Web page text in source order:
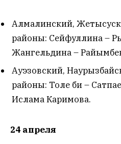
Алмалинский,
районы: Сейфуллина –
Жангельдина –
Ауэзовский,
районы: Толе би –
Ислама Каримова.
24 апреля